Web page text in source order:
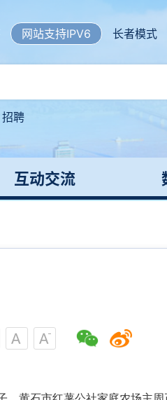
网站支持IPV6 长者模式 |
招聘
互动交流